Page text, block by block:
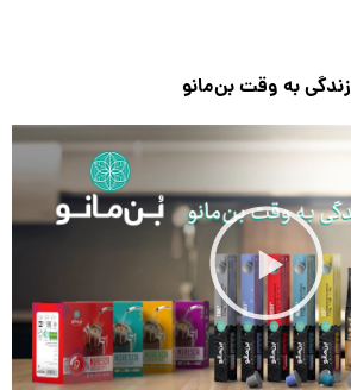
زندگی به وقت بن‌مانو